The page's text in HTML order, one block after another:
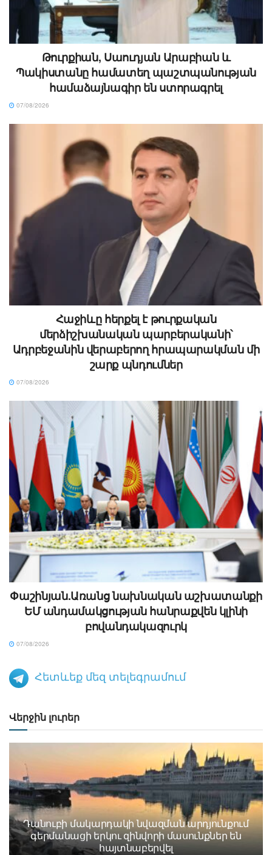
Թուրքիան, Սաուդյան Արաբիան և
Պակիստանը համատեղ պաշտպանության
համաձայնագիր են ստորագրել
07/08/2026
Հաջիևը հերքել է թուրքական
մերձիշխանական պարբերականի՝
Ադրբեջանին վերաբերող հրապարակման մի
շարք պնդումներ
07/08/2026
Փաշինյան.Առանց նախնական աշխատանքի
ԵՄ անդամակցության հանրաքվեն կլինի
բովանդակազուրկ
07/08/2026
Հետևեք մեզ տելեգրամում
Վերջին լուրեր
Դանուբի մակարդակի նվազման արդյունքում
գերմանացի երկու զինվորի մասունքներ են
հայտնաբերվել